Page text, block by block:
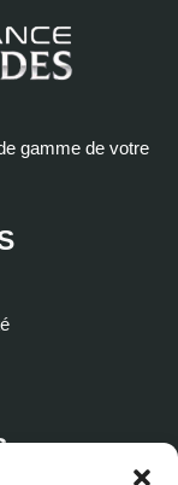
gamme de votre